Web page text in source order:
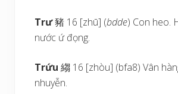
Trư豬 16 [zhū] (bdde) Con heo.
nước ứ đọng.
Trứu縐 16 [zhòu] (bfa8) Vân
nhuyễn.